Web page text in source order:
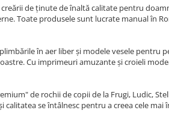
creării de ținute de înaltă calitate pentru
Toate produsele sunt lucrate manual în
în aer liber și modele vesele pentru
Cu imprimeuri amuzante și croieli
de rochii de copii de la Frugi, Ludic,
calitatea se întâlnesc pentru a creea cele